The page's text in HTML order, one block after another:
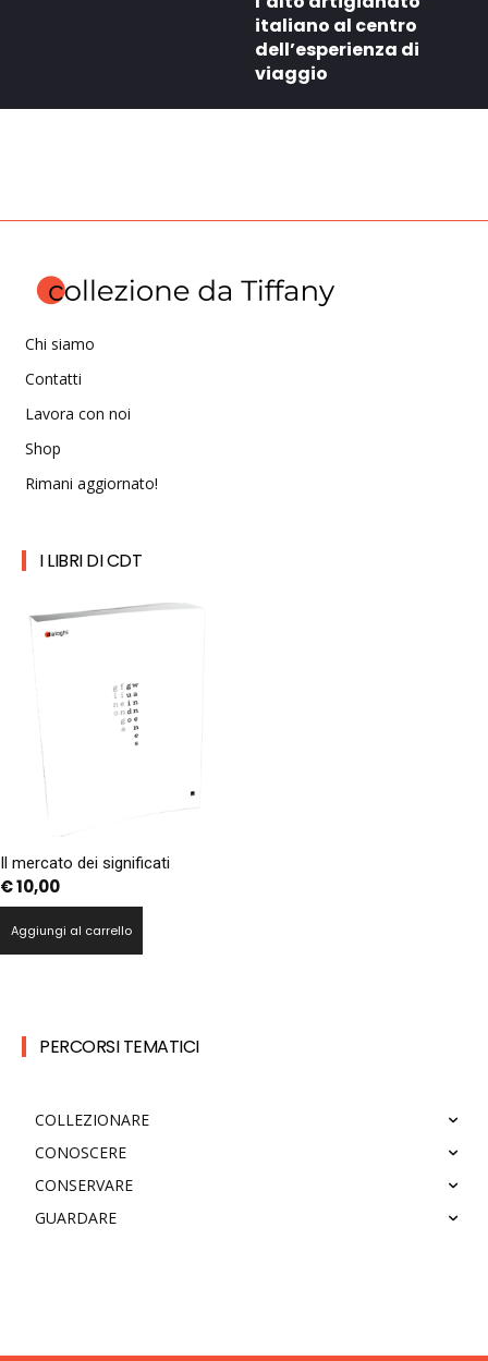
italiano al centro
dell’esperienza di
viaggio
Chi siamo
Contatti
Lavora con noi
Shop
Rimani aggiornato!
I LIBRI DI CDT
Il mercato dei significati
€10,00
Aggiungi al carrello
PERCORSI TEMATICI
COLLEZIONARE
CONOSCERE
CONSERVARE
GUARDARE